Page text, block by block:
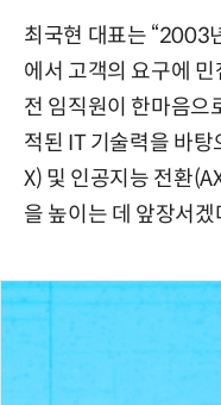
최국현 대표는 “2003
에서 고객의 요구에
전 임직원이 한마음으
적된 IT 기술력을 바
X) 및 인공지능 전환
을 높이는 데 앞장서겠